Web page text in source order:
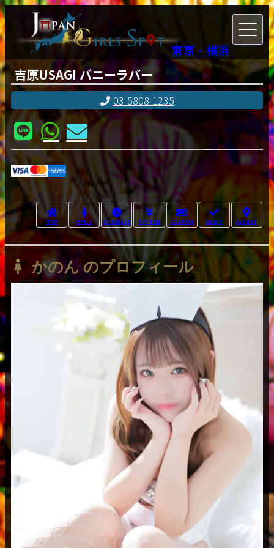
東京・横浜
吉原USAGI バニーラバー
03-5808-1235
TOP GIRLS SCHEDULE SYSTEM COUPON EVENT ACCESS
かのん のプロフィール